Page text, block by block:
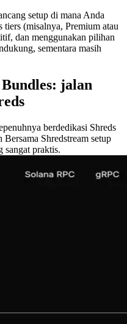
setup di mana Anda
(misalnya, Premium atau
dan menggunakan pilihan
sementara masih
jalan
berdedikasi Shreds
Shredstream setup
sangat praktis.